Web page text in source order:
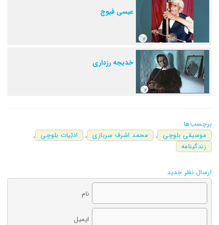
عیسی فیوج
خدیجه رزداری
برچسب‌ها
موسیقی بلوچی
, محمد اشرف سربازی , ادبّیات بلوچی
,
زندگینامه
ارسال نظر جدید
نام
ایمیل